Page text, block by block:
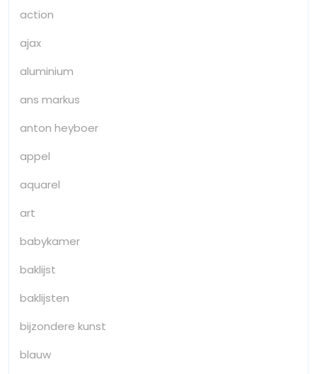
action
ajax
aluminium
ans markus
anton heyboer
appel
aquarel
art
babykamer
baklijst
baklijsten
bijzondere kunst
blauw